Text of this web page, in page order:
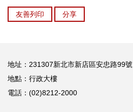
友善列印 分享
地址：231307新北市新店區安忠路99號
地點：行政大樓
電話：(02)8212-2000